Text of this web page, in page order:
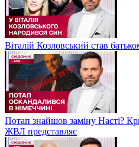
Віталій Козловський став
Потап знайшов заміну Насті?
ЖВЛ представляє